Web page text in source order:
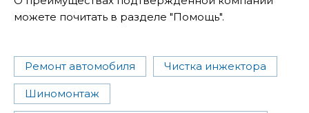
можете почитать в разделе "Помощь".
Ремонт автомобиля Чистка инжектора
Шиномонтаж